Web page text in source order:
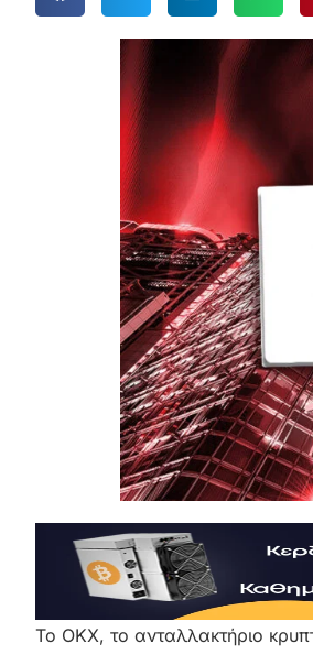
Το OKX, το ανταλλακτήριο